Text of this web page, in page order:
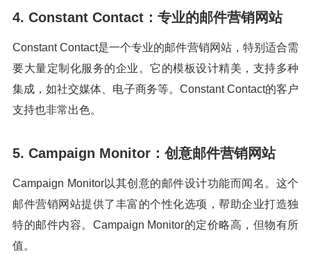
4. Constant Contact：专业的邮件营销网站
Constant Contact是一个专业的邮件营销网站，特别适合需
要大量定制化服务的企业。它的模板设计精美，支持多种
集成，如社交媒体、电子商务等。Constant Contact的客户
支持也非常出色。
5. Campaign Monitor：创意邮件营销网站
Campaign Monitor以其创意的邮件设计功能而闻名。这个
邮件营销网站提供了丰富的个性化选项，帮助企业打造独
特的邮件内容。Campaign Monitor的定价略高，但物有所
值。